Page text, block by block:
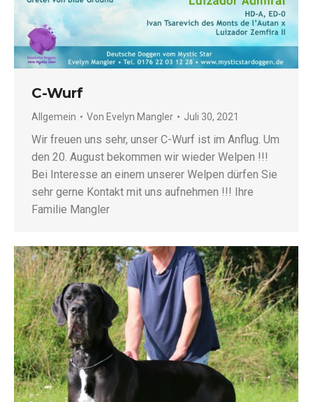
C-Wurf
Allgemein Von Evelyn Mangler Juli 30, 2021
Wir freuen uns sehr, unser C-Wurf ist im Anflug. Um
den 20. August bekommen wir wieder Welpen !!!
Bei Interesse an einem unserer Welpen dürfen Sie
sehr gerne Kontakt mit uns aufnehmen !!! Ihre
Familie Mangler